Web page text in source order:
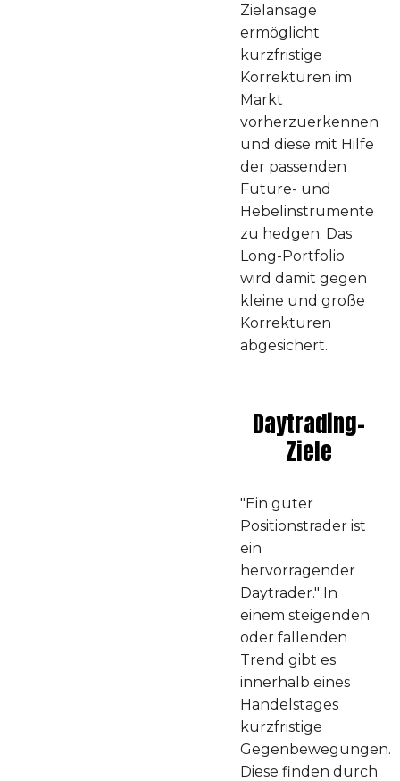
Zielansage
ermöglicht
kurzfristige
Korrekturen im
Markt
vorherzuerkennen
und diese mit Hilfe
der passenden
Future- und
Hebelinstrumente
zu hedgen. Das
Long-Portfolio
wird damit gegen
kleine und große
Korrekturen
abgesichert.
Daytrading-
Ziele
"Ein guter
Positionstrader ist
ein
hervorragender
Daytrader." In
einem steigenden
oder fallenden
Trend gibt es
innerhalb eines
Handelstages
kurzfristige
Gegenbewegungen.
Diese finden durch